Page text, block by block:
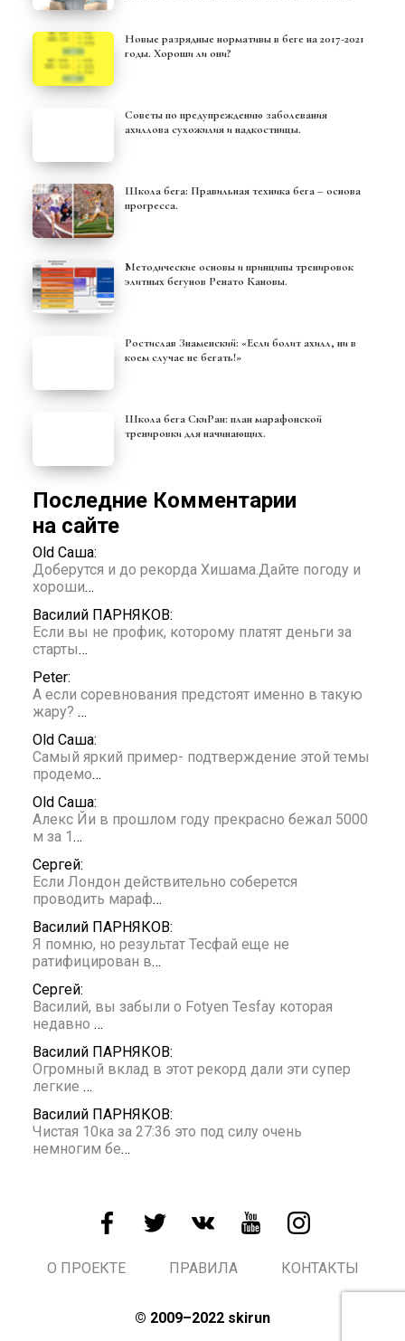
Новые разрядные нормативы в беге на 2017-2021
годы. Хороши ли они?
Советы по предупреждению заболевания
ахиллова сухожилия и надкостницы.
Школа бега: Правильная техника бега – основа
прогресса.
Методические основы и принципы тренировок
элитных бегунов Ренато Кановы.
Ростислав Знаменский: «Если болит ахилл, ни в
коем случае не бегать!»
Школа бега СкиРан: план марафонской
тренировки для начинающих.
Последние Комментарии
на сайте
Old Саша:
Доберутся и до рекорда Хишама.Дайте погоду и
хороши…
Василий ПАРНЯКОВ:
Если вы не профик, которому платят деньги за
старты…
Peter:
А если соревнования предстоят именно в такую
жару? …
Old Саша:
Самый яркий пример- подтверждение этой темы
продемо…
Old Саша:
Алекс Йи в прошлом году прекрасно бежал 5000
м за 1…
Сергей:
Если Лондон действительно соберется
проводить мараф…
Василий ПАРНЯКОВ:
Я помню, но результат Тесфай еще не
ратифицирован в…
Сергей:
Василий, вы забыли о Fotyen Tesfay которая
недавно …
Василий ПАРНЯКОВ:
Огромный вклад в этот рекорд дали эти супер
легкие …
Василий ПАРНЯКОВ:
Чистая 10ка за 27:36 это под силу очень
немногим бе…
О ПРОЕКТЕ ПРАВИЛА КОНТАКТЫ
© 2009–2022 skirun